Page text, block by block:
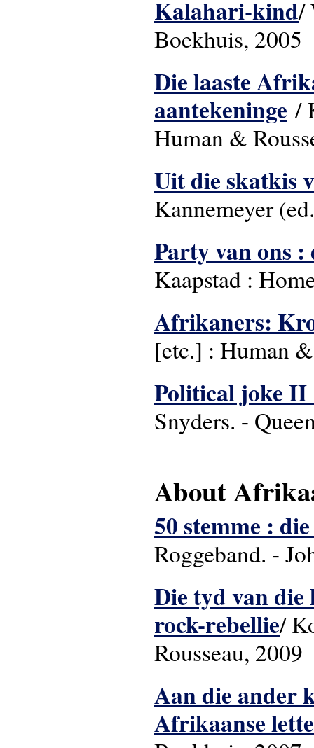
Kalahari-kind/
Boekhuis, 2005
Die laaste
aantekeninge /
Human &
Uit die skatkis
Kannemeyer
Party van ons :
Kaapstad :
Afrikaners:
[etc.] : Human
Political joke II
Snyders. -
About
50 stemme :
Roggeband. -
Die tyd van
rock-rebellie/
Rousseau, 2009
Aan die ander
Afrikaanse